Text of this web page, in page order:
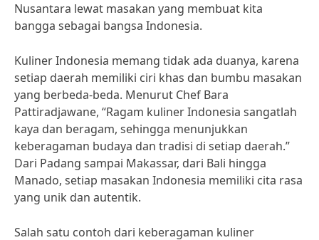
Nusantara lewat masakan yang membuat kita
bangga sebagai bangsa Indonesia.
Kuliner Indonesia memang tidak ada duanya, karena
setiap daerah memiliki ciri khas dan bumbu masakan
yang berbeda-beda. Menurut Chef Bara
Pattiradjawane, “Ragam kuliner Indonesia sangatlah
kaya dan beragam, sehingga menunjukkan
keberagaman budaya dan tradisi di setiap daerah.”
Dari Padang sampai Makassar, dari Bali hingga
Manado, setiap masakan Indonesia memiliki cita rasa
yang unik dan autentik.
Salah satu contoh dari keberagaman kuliner